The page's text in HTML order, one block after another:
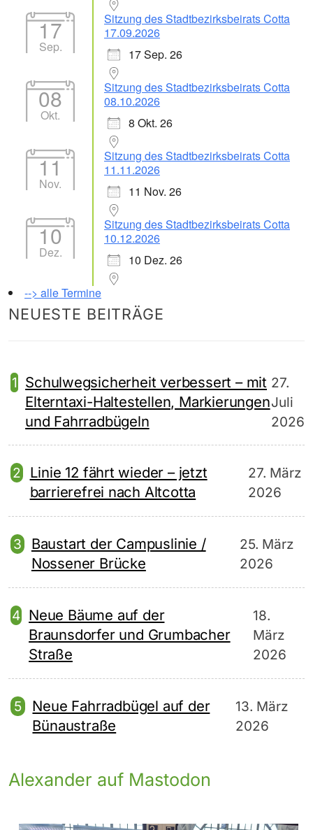
17
Sep.
Sitzung des Stadtbezirksbeirats Cotta
17.09.2026
17 Sep. 26
08
Okt.
Sitzung des Stadtbezirksbeirats Cotta
08.10.2026
8 Okt. 26
11
Nov.
Sitzung des Stadtbezirksbeirats Cotta
11.11.2026
11 Nov. 26
10
Dez.
Sitzung des Stadtbezirksbeirats Cotta
10.12.2026
10 Dez. 26
--> alle Termine
NEUESTE BEITRÄGE
Schulwegsicherheit verbessert – mit
Elterntaxi-Haltestellen, Markierungen
und Fahrradbügeln
27.
Juli
2026
Linie 12 fährt wieder – jetzt
barrierefrei nach Altcotta
27. März
2026
Baustart der Campuslinie /
Nossener Brücke
25. März
2026
Neue Bäume auf der
Braunsdorfer und Grumbacher
Straße
18.
März
2026
Neue Fahrradbügel auf der
Bünaustraße
13. März
2026
Alexander auf Mastodon